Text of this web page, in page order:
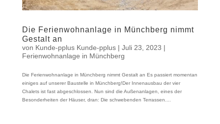
Die Ferienwohnanlage in Münchberg nimmt
Gestalt an
von Kunde-pplus Kunde-pplus| Juli 23, 2023 |
Ferienwohnanlage in Münchberg
Die Ferienwohnanlage in Münchberg nimmt Gestalt an Es passiert momentan
einiges auf unserer Baustelle in Münchberg!Der Innenausbau der vier
Chalets ist fast abgeschlossen. Nun sind die Außenanlagen, eines der
Besonderheiten der Häuser, dran: Die schwebenden Terrassen....